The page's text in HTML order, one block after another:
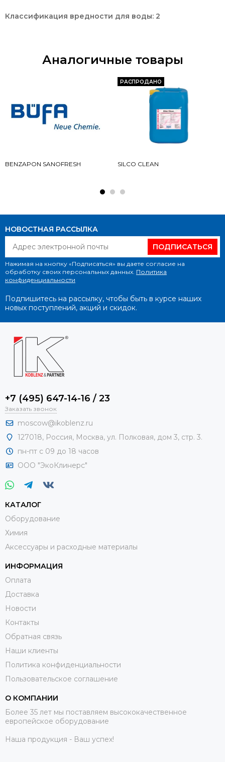
Классификация вредности для воды: 2
Аналогичные товары
BENZAPON SANOFRESH
РАСПРОДАНО
SILCO CLEAN
НОВОСТНАЯ РАССЫЛКА
ПОДПИСАТЬСЯ
Нажимая на кнопку «Подписаться» вы даете согласие на
обработку своих персональных данных. Политика
конфиденциальности
Подпишитесь на рассылку, чтобы быть в курсе наших
новых поступлений, акций и скидок.
+7 (495) 647-14-16 / 23
Заказать звонок
moscow@ikoblenz.ru
127018, Россия, Москва, ул. Полковая, дом 3, стр. 3.
пн-пт с 09 до 18 часов
ООО "ЭкоКлинерс"
КАТАЛОГ
Оборудование
Химия
Аксессуары и расходные материалы
ИНФОРМАЦИЯ
Оплата
Доставка
Новости
Контакты
Обратная связь
Наши клиенты
Политика конфиденциальности
Пользовательское соглашение
О КОМПАНИИ
Более 35 лет мы поставляем высококачественное
европейское оборудование
Наша продукция - Ваш успех!